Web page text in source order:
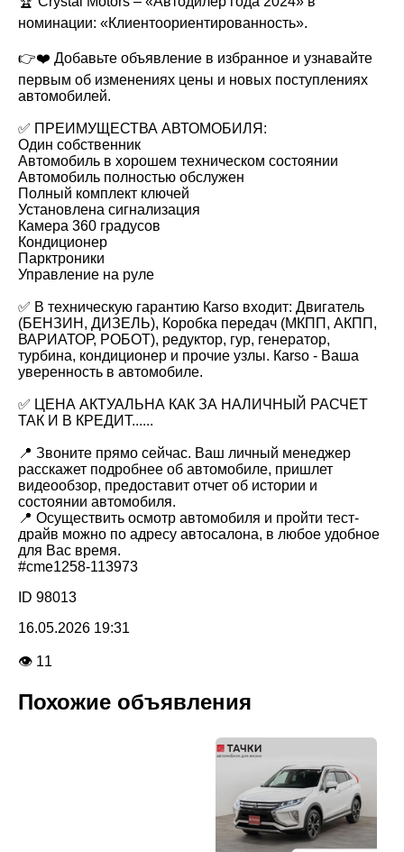
номинации: «Клиентоориентированность».
👉❤️ Добавьте объявление в избранное и узнавайте
первым об изменениях цены и новых поступлениях
автомобилей.
✅ ПРЕИМУЩЕСТВА АВТОМОБИЛЯ:
Один собственник
Автомобиль в хорошем техническом состоянии
Автомобиль полностью обслужен
Полный комплект ключей
Установлена сигнализация
Камера 360 градусов
Кондиционер
Парктроники
Управление на руле
✅ В техническую гарантию Каrsо входит: Двигатель
(БЕНЗИН, ДИЗЕЛЬ), Коробка передач (МКПП, АКПП,
ВАРИАТОР, РОБОТ), редуктор, гур, генератор,
турбина, кондиционер и прочие узлы. Каrsо - Ваша
уверенность в автомобиле.
✅ ЦЕНА АКТУАЛЬНА КАК ЗА НАЛИЧНЫЙ РАСЧЕТ
ТАК И В КРЕДИТ......
📍 Звоните прямо сейчас. Ваш личный менеджер
расскажет подробнее об автомобиле, пришлет
видеообзор, предоставит отчет об истории и
состоянии автомобиля.
📍 Осуществить осмотр автомобиля и пройти тест-
драйв можно по адресу автосалона, в любое удобное
для Вас время.
#cme1258-113973
ID 98013
16.05.2026 19:31
👁 11
Похожие объявления